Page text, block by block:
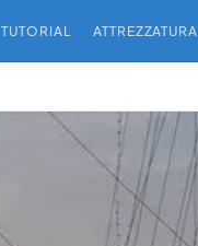
TUTORIAL ATTREZZATURA